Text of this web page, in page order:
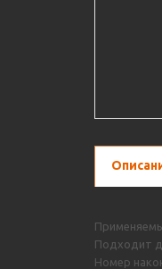
Подходит
Номер